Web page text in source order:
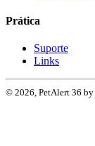
Prática
Suporte
Links
© 2026, PetAlert 36 by